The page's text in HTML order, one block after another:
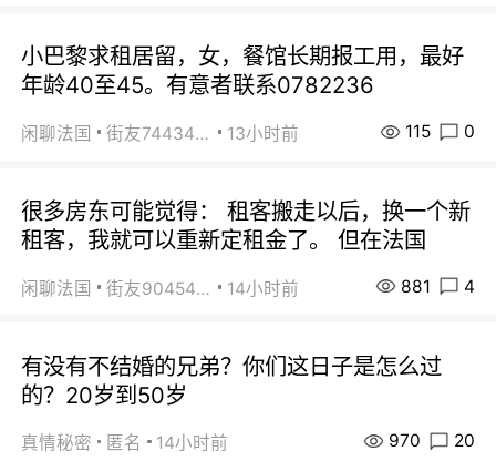
小巴黎求租居留，女，餐馆长期报工用，最好
年龄40至45。有意者联系0782236
闲聊法国 街友74434350 13小时前 115 0
很多房东可能觉得： 租客搬走以后，换一个新
租客，我就可以重新定租金了。 但在法国
闲聊法国 街友90454511 14小时前 881 4
有没有不结婚的兄弟？你们这日子是怎么过
的？20岁到50岁
真情秘密 匿名 14小时前 970 20